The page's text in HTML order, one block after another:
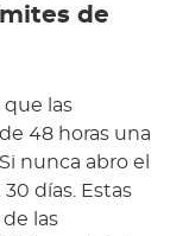
de
que las
48 horas una
nunca abro el
días. Estas
las